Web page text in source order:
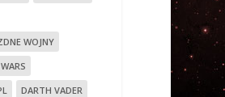
WOJNY
DARTH VADER